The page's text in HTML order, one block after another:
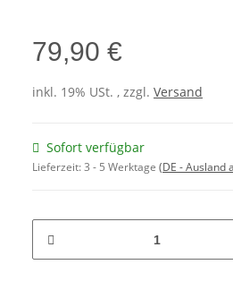
79,90 €
inkl. 19% USt. , zzgl. Versand
Sofort verfügbar
Lieferzeit:3 - 5 Werktage (DE - Ausland